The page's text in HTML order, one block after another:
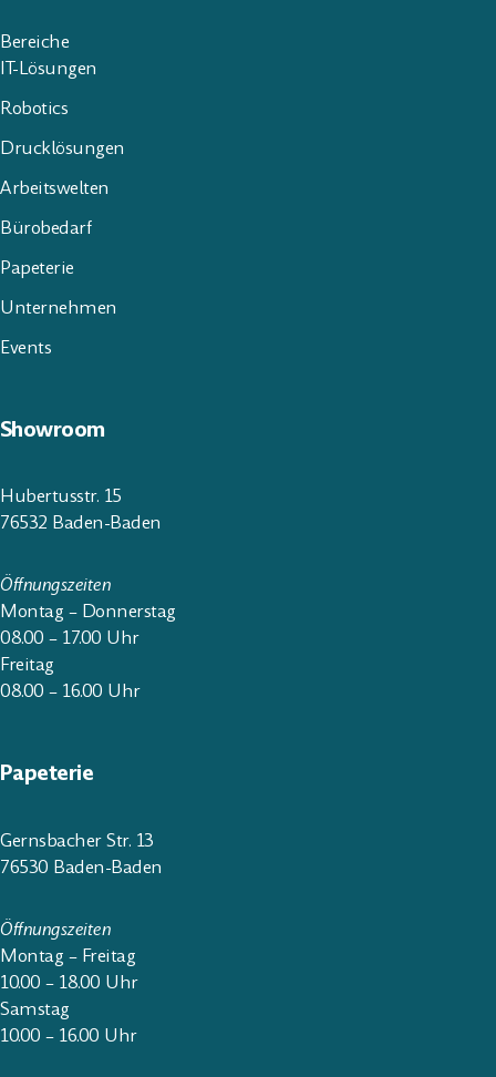
Bereiche
IT-Lösungen
Robotics
Drucklösungen
Arbeitswelten
Bürobedarf
Papeterie
Unternehmen
Events
Showroom
Hubertusstr. 15
76532 Baden-Baden
Öffnungszeiten
Montag – Donnerstag
08.00 – 17.00 Uhr
Freitag
08.00 – 16.00 Uhr
Papeterie
Gernsbacher Str. 13
76530 Baden-Baden
Öffnungszeiten
Montag – Freitag
10.00 – 18.00 Uhr
Samstag
10.00 – 16.00 Uhr